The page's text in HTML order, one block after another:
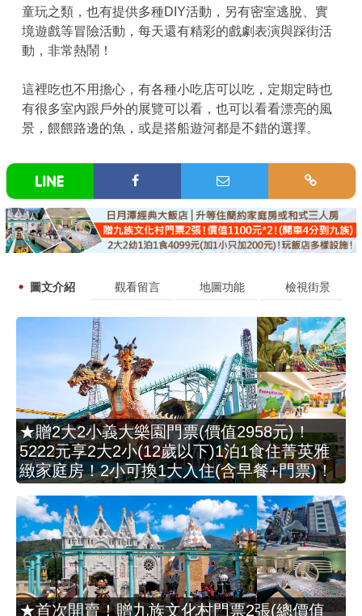
童玩之類，也有提供多種DIY活動，另有密室逃脫、實
境遊戲等冒險活動，每天還有精彩的戲劇表演與踩街活
動，非常熱鬧！
這裡吃也不用擔心，有各種小吃店可以吃，定期定時也
有很多室內跟戶外的展覽可以看，也可以看看漂亮的風
景，餵餵路邊的魚，或是搭船遊河都是不錯的選擇。
圖文介紹 觀看留言 地圖功能 檢視街景
★贈2大2小義大樂園門票(價值2958元)！
5222元享2大2小(12歲以下)1泊1食住菁英雅
緻家庭房！2小可換1大入住(含早餐+門票)！
★首次開賣！贈九族文化村門票2張(總價值